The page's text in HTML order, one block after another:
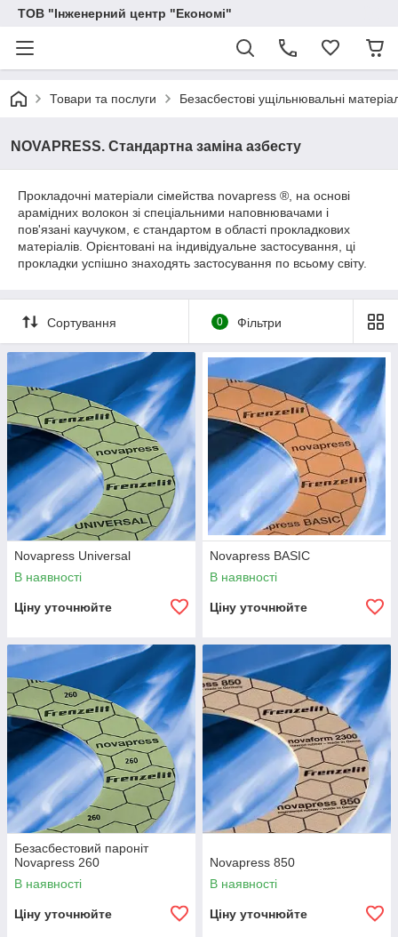
ТОВ "Інженерний центр "Економі"
Товари та послуги Безасбестові ущільнювальні
NOVAPRESS. Стандартна заміна азбесту
Прокладочні матеріали сімейства novapress ®, на основі
арамідних волокон зі спеціальними наповнювачами і
пов'язані каучуком, є стандартом в області прокладкових
матеріалів. Орієнтовані на індивідуальне застосування, ці
прокладки успішно знаходять застосування по всьому світу.
Сортування 0 Фільтри
Novapress Universal
В наявності
Ціну уточнюйте
Novapress BASIC
В наявності
Ціну уточнюйте
Безасбестовий пароніт
Novapress 260
В наявності
Ціну уточнюйте
Novapress 850
В наявності
Ціну уточнюйте